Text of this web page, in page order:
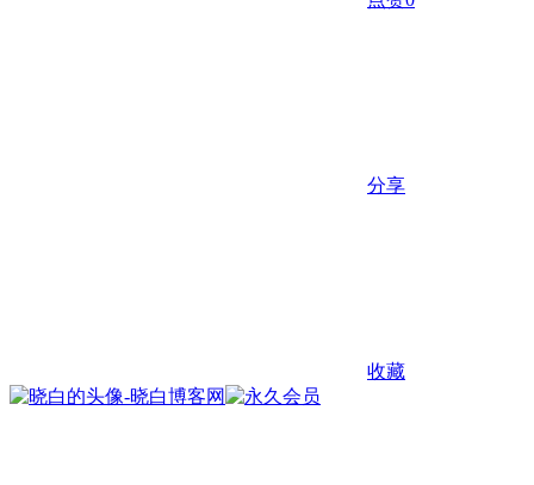
分享
收藏